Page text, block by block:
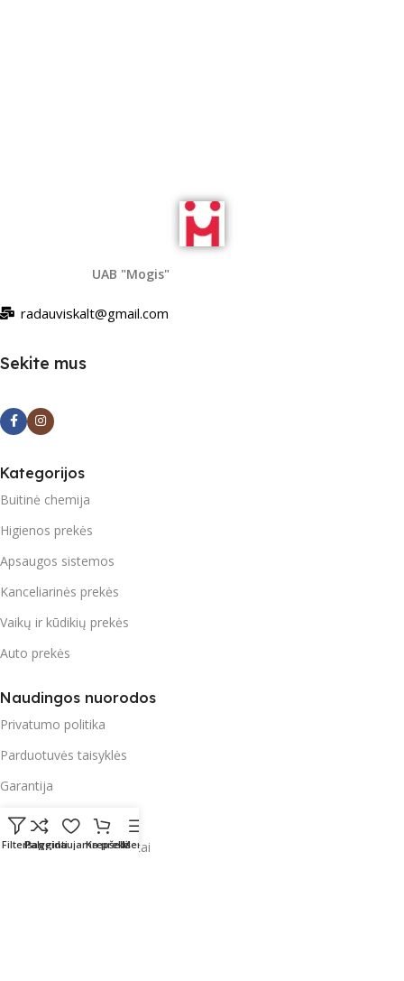
UAB "Mogis"
radauviskalt@gmail.com
Sekite mus
Kategorijos
Buitinė chemija
Higienos prekės
Apsaugos sistemos
Kanceliarinės prekės
Vaikų ir kūdikių prekės
Auto prekės
Naudingos nuorodos
Privatumo politika
Parduotuvės taisyklės
Garantija
Apmokėjimas
Pristatymas ir paštomatai
FiltersPalyginti
Pageidaujama prekė
KrepšelisMeniu